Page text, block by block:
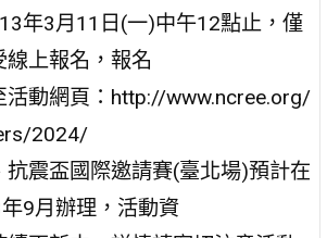
年3月11日(一)中午12點止，僅
線上報名，報名
活動網頁：http://www.ncree.org/
2024/
抗震盃國際邀請賽(臺北場)預計在
9月辦理，活動資